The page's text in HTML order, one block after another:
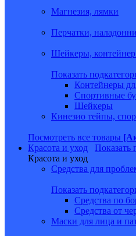
Магнезия, лямки
Перчатки,
Шейкеры,
Показать
Контейнеры
Спортивные
Шейкеры
Кинезио тейпы,
Посмотреть все товары
Красота и уход
Показать
Красота и уход
Средства для
Показать
Средства по
Средства от
Маски для лица и